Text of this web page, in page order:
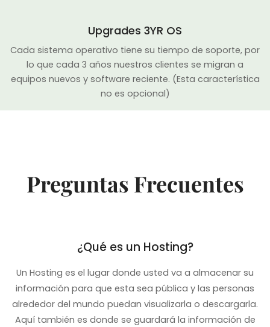
Upgrades 3YR OS
Cada sistema operativo tiene su tiempo de soporte, por
lo que cada 3 años nuestros clientes se migran a
equipos nuevos y software reciente. (Esta característica
no es opcional)
Preguntas Frecuentes
¿Qué es un Hosting?
Un Hosting es el lugar donde usted va a almacenar su
información para que esta sea pública y las personas
alrededor del mundo puedan visualizarla o descargarla.
Aquí también es donde se guardará la información de